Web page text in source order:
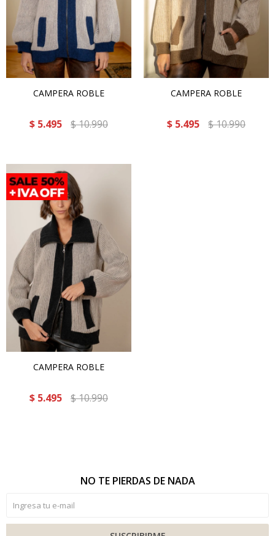
CAMPERA ROBLE
$ 5.495 $10.990
CAMPERA ROBLE
$ 5.495 $10.990
CAMPERA ROBLE
$ 5.495 $10.990
NO TE PIERDAS DE NADA